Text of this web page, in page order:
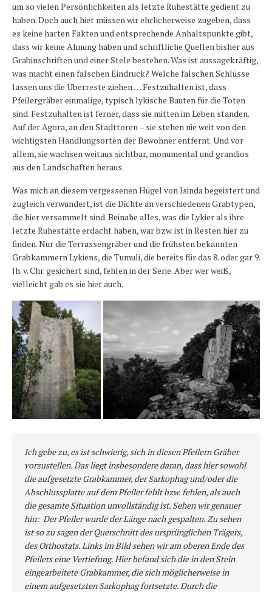
um so vielen Persönlichkeiten als letzte Ruhestätte gedient zu
haben. Doch auch hier müssen wir ehrlicherweise zugeben, dass
es keine harten Fakten und entsprechende Anhaltspunkte gibt,
dass wir keine Ahnung haben und schriftliche Quellen bisher aus
Grabinschriften und einer Stele bestehen. Was ist aussagekräftig,
was macht einen falschen Eindruck? Welche falschen Schlüsse
lassen uns die Überreste ziehen … Festzuhalten ist, dass
Pfeilergräber einmalige, typisch lykische Bauten für die Toten
sind. Festzuhalten ist ferner, dass sie mitten im Leben standen.
Auf der Agora, an den Stadttoren – sie stehen nie weit von den
wichtigsten Handlungsorten der Bewohner entfernt. Und vor
allem, sie wachsen weitaus sichtbar, monumental und grandios
aus den Landschaften heraus.
Was mich an diesem vergessenen Hügel von Isinda begeistert und
zugleich verwundert, ist die Dichte an verschiedenen Grabtypen,
die hier versammelt sind. Beinahe alles, was die Lykier als ihre
letzte Ruhestätte erdacht haben, war bzw. ist in Resten hier zu
finden. Nur die Terrassengräber und die frühsten bekannten
Grabkammern Lykiens, die Tumuli, die bereits für das 8. oder gar 9.
Jh. v. Chr. gesichert sind, fehlen in der Serie. Aber wer weiß,
vielleicht gab es sie hier auch.
Ich gebe zu, es ist schwierig, sich in diesen Pfeilern Gräber
vorzustellen. Das liegt insbesondere daran, dass hier sowohl
die aufgesetzte Grabkammer, der Sarkophag und/oder die
Abschlussplatte auf dem Pfeiler fehlt bzw. fehlen, als auch
die gesamte Situation unvollständig ist. Sehen wir genauer
hin:  Der Pfeiler wurde der Länge nach gespalten. Zu sehen
ist so zu sagen der Querschnitt des ursprünglichen Trägers,
des Orthostats. Links im Bild sehen wir am oberen Ende des
Pfeilers eine Vertiefung. Hier befand sich die in den Stein
eingearbeitete Grabkammer, die sich möglicherweise in
einem aufgesetzten Sarkophag fortsetzte. Durch die